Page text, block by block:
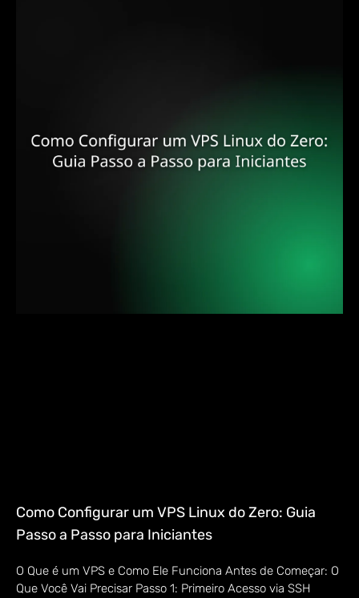
Como Configurar um VPS Linux do Zero: Guia
Passo a Passo para Iniciantes
O Que é um VPS e Como Ele Funciona Antes de Começar: O
Que Você Vai Precisar Passo 1: Primeiro Acesso via SSH